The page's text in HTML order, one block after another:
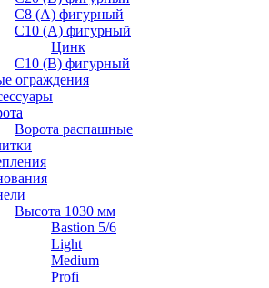
С8 (A) фигурный
С10 (A) фигурный
Цинк
С10 (В) фигурный
ограждения
Ворота распашные
Высота 1030 мм
Bastion 5/6
Light
Medium
Profi